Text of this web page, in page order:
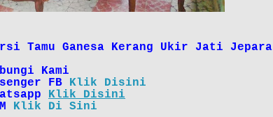
Ganesa Kerang Ukir Jati Jepara
Kami
FB Klik Disini
Klik Disini
Klik Di Sini